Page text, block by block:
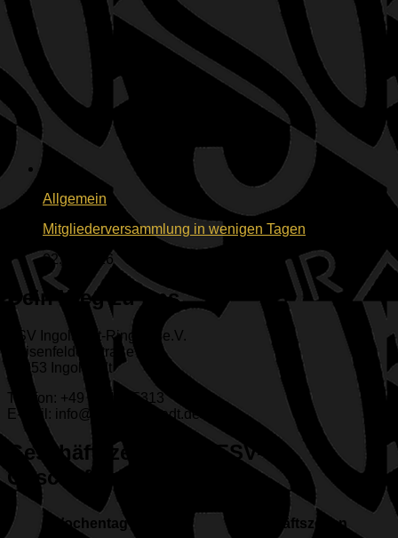
Allgemein
Mitgliederversammlung in wenigen Tagen
02.06.2026
Dein Weg zu uns
ESV Ingolstadt-Ringsee e.V.
Geisenfelder Straße 1
85053 Ingolstadt
Telefon: +49 (841) 65313
E-Mail: info@esv-ingolstadt.de
Geschäftszeiten der ESV-
Geschäftsstelle
Wochentag Geschäftszeiten